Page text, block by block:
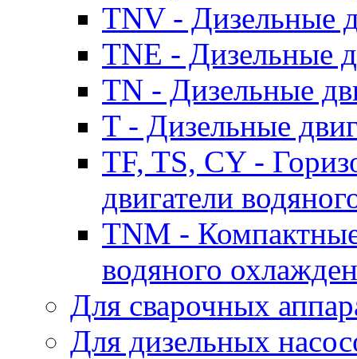
TNV - Дизельные
TNE - Дизельные
TN - Дизельные
T - Дизельные
TF, TS, CY -
двигатели
TNM -
водяного
Для сварочных
Для дизельных